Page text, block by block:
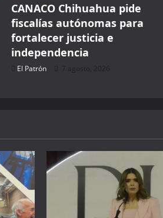
CANACO Chihuahua pide
fiscalías autónomas para
fortalecer justicia e
independencia
El Patrón 7 agosto, 2026